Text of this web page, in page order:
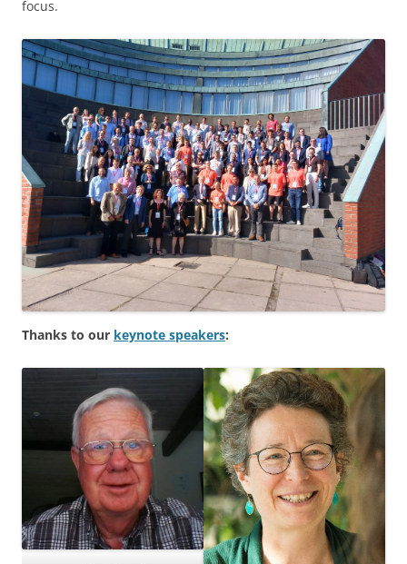
focus.
Thanks to our keynote speakers: